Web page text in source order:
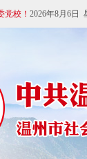
党校！ 2026年8月6日